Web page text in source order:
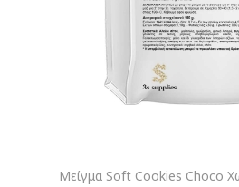
Μείγμα Soft Cookies Choco